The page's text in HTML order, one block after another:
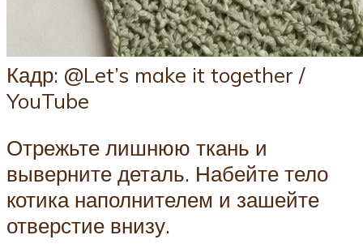
Кадр: @Let’s make it together /
YouTube
Отрежьте лишнюю ткань и
выверните деталь. Набейте тело
котика наполнителем и зашейте
отверстие внизу.